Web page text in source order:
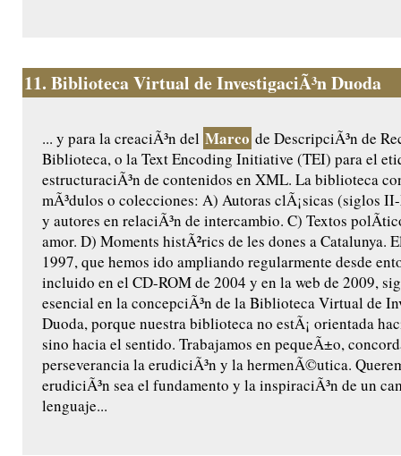
11. Biblioteca Virtual de InvestigaciÃ³n Duoda
... y para la creaciÃ³n del Marco de DescripciÃ³n de
Biblioteca, o la Text Encoding Initiative (TEI) para el
estructuraciÃ³n de contenidos en XML. La biblioteca
mÃ³dulos o colecciones: A) Autoras clÃ¡sicas (siglos
y autores en relaciÃ³n de intercambio. C) Textos
amor. D) Moments histÃ²rics de les dones a Catalunya.
1997, que hemos ido ampliando regularmente desde
incluido en el CD-ROM de 2004 y en la web de 2009,
esencial en la concepciÃ³n de la Biblioteca Virtual de
Duoda, porque nuestra biblioteca no estÃ¡ orientada
sino hacia el sentido. Trabajamos en pequeÃ±o,
perseverancia la erudiciÃ³n y la hermenÃ©utica.
erudiciÃ³n sea el fundamento y la inspiraciÃ³n de un
lenguaje...